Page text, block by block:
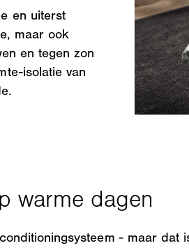
en uiterst
maar ook
en tegen zon
isolatie van
- maar